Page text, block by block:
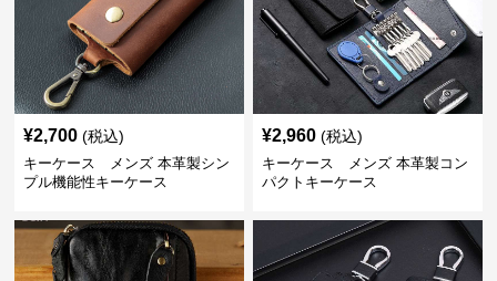
¥2,700 (税込)
キーケース メンズ 本革製シン
プル機能性キーケース
¥2,960 (税込)
キーケース メンズ 本革製コン
パクトキーケース